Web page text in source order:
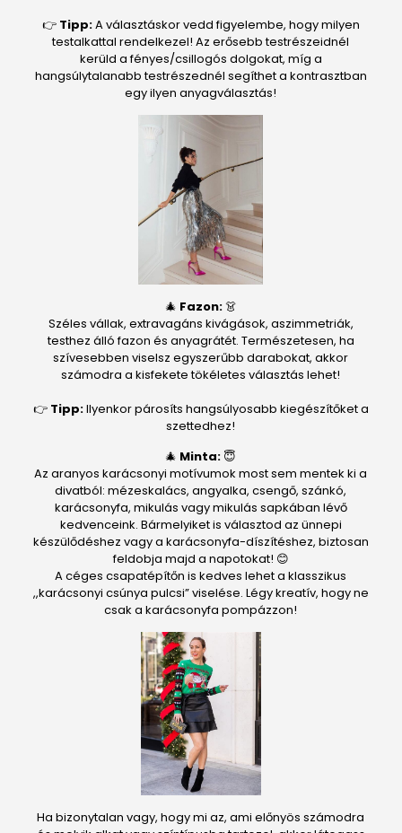
👉 Tipp:A választáskor vedd figyelembe, hogy milyen
testalkattal rendelkezel! Az erősebb testrészeidnél
kerüld a fényes/csillogós dolgokat, míg a
hangsúlytalanabb testrészednél segíthet a kontrasztban
egy ilyen anyagválasztás!
🎄 Fazon:👗
Széles vállak, extravagáns kivágások, aszimmetriák,
testhez álló fazon és anyagrátét. Természetesen, ha
szívesebben viselsz egyszerűbb darabokat, akkor
számodra a kisfekete tökéletes választás lehet!
👉 Tipp:Ilyenkor párosíts hangsúlyosabb kiegészítőket a
szettedhez!
🎄 Minta: 😇
Az aranyos karácsonyi motívumok most sem mentek ki a
divatból: mézeskalács, angyalka, csengő, szánkó,
karácsonyfa, mikulás vagy mikulás sapkában lévő
kedvenceink. Bármelyiket is választod az ünnepi
készülődéshez vagy a karácsonyfa-díszítéshez, biztosan
feldobja majd a napotokat! 😊
A céges csapatépítőn is kedves lehet a klasszikus
,,karácsonyi csúnya pulcsi” viselése. Légy kreatív, hogy ne
csak a karácsonyfa pompázzon!
Ha bizonytalan vagy, hogy mi az, ami előnyös számodra